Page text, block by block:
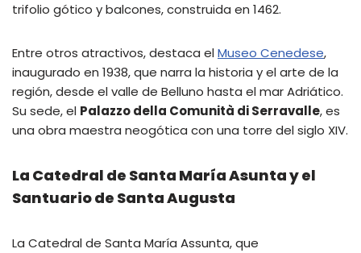
trifolio gótico y balcones, construida en 1462.
Entre otros atractivos, destaca elMuseo Cenedese,
inaugurado en 1938, que narra la historia y el arte de la
región, desde el valle de Belluno hasta el mar Adriático.
Su sede, el Palazzo della Comunità di Serravalle, es
una obra maestra neogótica con una torre del siglo XIV.
La Catedral de Santa María Asunta y el
Santuario de Santa Augusta
La Catedral de Santa María Assunta, que